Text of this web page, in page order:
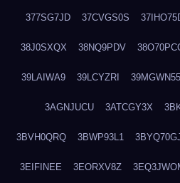
377SG7JD 37CVGS0S
38J0SXQX 38NQ9PDV
39LAIWA9 39LCYZRI 39MGWN55
3AGNJUCU 3ATCGY3X
3BVH0QRQ 3BWP93L1
3EIFINEE 3EORXV8Z